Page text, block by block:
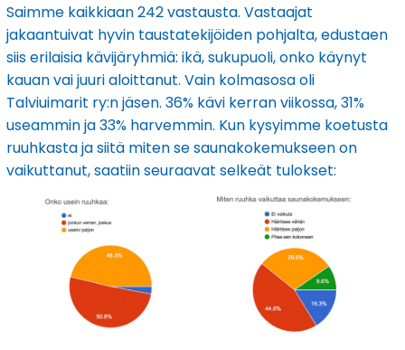
Saimme kaikkiaan 242 vastausta. Vastaajat
jakaantuivat hyvin taustatekijöiden pohjalta, edustaen
siis erilaisia kävijäryhmiä: ikä, sukupuoli, onko käynyt
kauan vai juuri aloittanut. Vain kolmasosa oli
Talviuimarit ry:n jäsen. 36% kävi kerran viikossa, 31%
useammin ja 33% harvemmin. Kun kysyimme koetusta
ruuhkasta ja siitä miten se saunakokemukseen on
vaikuttanut, saatiin seuraavat selkeät tulokset: